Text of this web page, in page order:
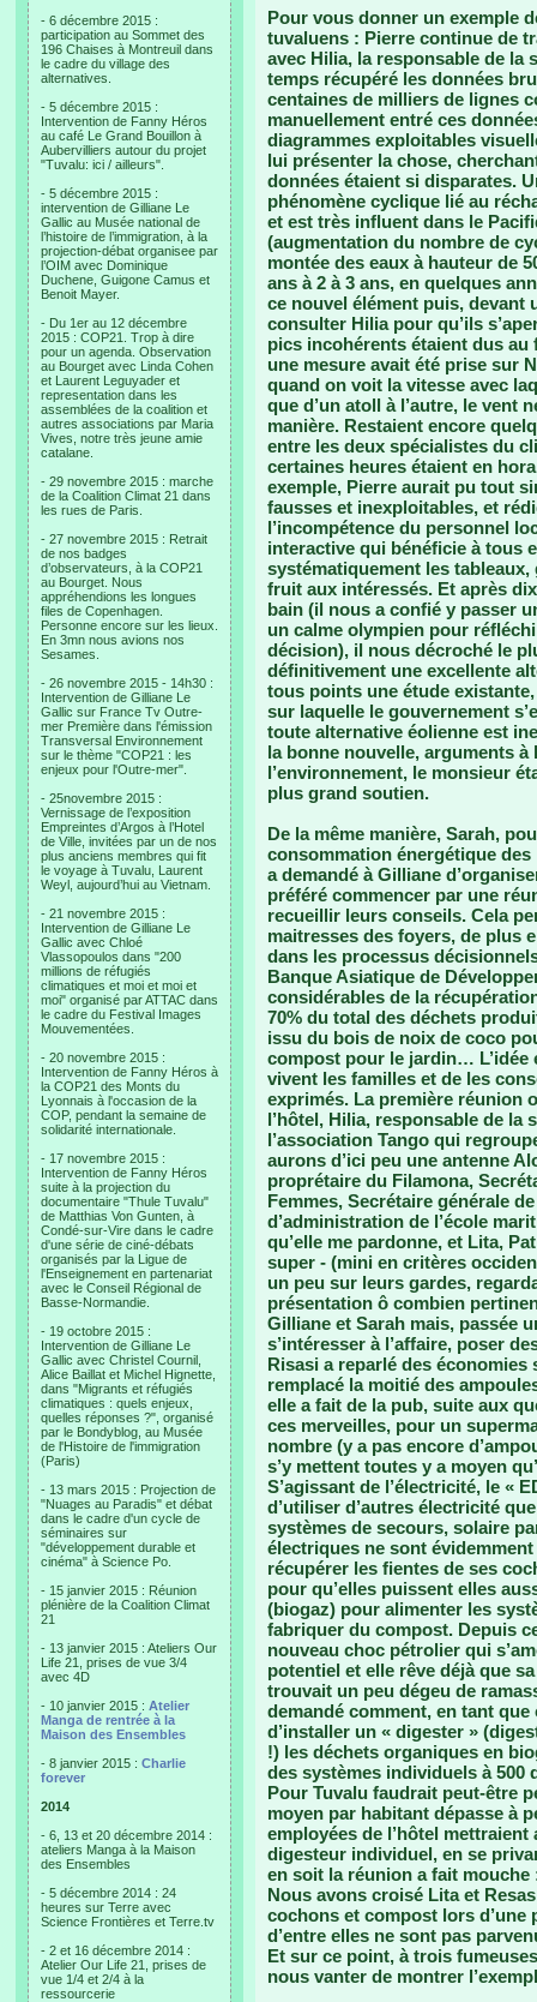
- 6 décembre 2015 :
participation au Sommet des
196 Chaises à Montreuil dans
le cadre du village des
alternatives.
- 5 décembre 2015 :
Intervention de Fanny Héros
au café Le Grand Bouillon à
Aubervilliers autour du projet
"Tuvalu: ici / ailleurs".
- 5 décembre 2015 :
intervention de Gilliane Le
Gallic au Musée national de
l’histoire de l’immigration, à la
projection-débat organisee par
l’OIM avec Dominique
Duchene, Guigone Camus et
Benoit Mayer.
- Du 1er au 12 décembre
2015 : COP21. Trop à dire
pour un agenda. Observation
au Bourget avec Linda Cohen
et Laurent Leguyader et
representation dans les
assemblées de la coalition et
autres associations par Maria
Vives, notre très jeune amie
catalane.
- 29 novembre 2015 : marche
de la Coalition Climat 21 dans
les rues de Paris.
- 27 novembre 2015 : Retrait
de nos badges
d’observateurs, à la COP21
au Bourget. Nous
appréhendions les longues
files de Copenhagen.
Personne encore sur les lieux.
En 3mn nous avions nos
Sesames.
- 26 novembre 2015 - 14h30 :
Intervention de Gilliane Le
Gallic sur France Tv Outre-
mer Première dans l'émission
Transversal Environnement
sur le thème "COP21 : les
enjeux pour l'Outre-mer".
- 25novembre 2015 :
Vernissage de l’exposition
Empreintes d’Argos à l’Hotel
de Ville, invitées par un de nos
plus anciens membres qui fit
le voyage à Tuvalu, Laurent
Weyl, aujourd’hui au Vietnam.
- 21 novembre 2015 :
Intervention de Gilliane Le
Gallic avec Chloé
Vlassopoulos dans "200
millions de réfugiés
climatiques et moi et moi et
moi" organisé par ATTAC dans
le cadre du Festival Images
Mouvementées.
- 20 novembre 2015 :
Intervention de Fanny Héros à
la COP21 des Monts du
Lyonnais à l'occasion de la
COP, pendant la semaine de
solidarité internationale.
- 17 novembre 2015 :
Intervention de Fanny Héros
suite à la projection du
documentaire "Thule Tuvalu"
de Matthias Von Gunten, à
Condé-sur-Vire dans le cadre
d'une série de ciné-débats
organisés par la Ligue de
l'Enseignement en partenariat
avec le Conseil Régional de
Basse-Normandie.
- 19 octobre 2015 :
Intervention de Gilliane Le
Gallic avec Christel Cournil,
Alice Baillat et Michel Hignette,
dans "Migrants et réfugiés
climatiques : quels enjeux,
quelles réponses ?", organisé
par le Bondyblog, au Musée
de l'Histoire de l'immigration
(Paris)
- 13 mars 2015 : Projection de
"Nuages au Paradis" et débat
dans le cadre d'un cycle de
séminaires sur
"développement durable et
cinéma" à Science Po.
- 15 janvier 2015 : Réunion
plénière de la Coalition Climat
21
- 13 janvier 2015 : Ateliers Our
Life 21, prises de vue 3/4
avec 4D
- 10 janvier 2015 : Atelier
Manga de rentrée à la
Maison des Ensembles
- 8 janvier 2015 : Charlie
forever
2014
- 6, 13 et 20 décembre 2014 :
ateliers Manga à la Maison
des Ensembles
- 5 décembre 2014 : 24
heures sur Terre avec
Science Frontières et Terre.tv
- 2 et 16 décembre 2014 :
Atelier Our Life 21, prises de
vue 1/4 et 2/4 à la
ressourcerie
Pour vous donner un exemple
tuvaluens : Pierre continue de
avec Hilia, la responsable de la
temps récupéré les données
centaines de milliers de lignes
manuellement entré ces
diagrammes exploitables
lui présenter la chose,
données étaient si disparates.
phénomène cyclique lié au
et est très influent dans le
(augmentation du nombre de
montée des eaux à hauteur de
ans à 2 à 3 ans, en quelques
ce nouvel élément puis, devant
consulter Hilia pour qu’ils
pics incohérents étaient dus
une mesure avait été prise sur
quand on voit la vitesse avec
que d’un atoll à l’autre, le vent
manière. Restaient encore
entre les deux spécialistes du
certaines heures étaient en
exemple, Pierre aurait pu tout
fausses et inexploitables, et
l’incompétence du personnel
interactive qui bénéficie à tous
systématiquement les
fruit aux intéressés. Et après
bain (il nous a confié y passer
un calme olympien pour
décision), il nous décroché le
définitivement une excellente
tous points une étude
sur laquelle le gouvernement
toute alternative éolienne est
la bonne nouvelle, arguments à
l’environnement, le monsieur
plus grand soutien.
De la même manière, Sarah,
consommation énergétique
a demandé à Gilliane
préféré commencer par une
recueillir leurs conseils. Cela
maitresses des foyers, de plus
dans les processus
Banque Asiatique de
considérables de la
70% du total des déchets
issu du bois de noix de coco
compost pour le jardin… L’idée
vivent les familles et de les
exprimés. La première réunion
l’hôtel, Hilia, responsable de la
l’association Tango qui
aurons d’ici peu une antenne
proprétaire du Filamona,
Femmes, Secrétaire générale
d’administration de l’école
qu’elle me pardonne, et Lita,
super - (mini en critères
un peu sur leurs gardes,
présentation ô combien
Gilliane et Sarah mais, passée
s’intéresser à l’affaire, poser
Risasi a reparlé des économies
remplacé la moitié des
elle a fait de la pub, suite aux
ces merveilles, pour un
nombre (y a pas encore
s’y mettent toutes y a moyen
S’agissant de l’électricité, le «
d’utiliser d’autres électricité
systèmes de secours, solaire
électriques ne sont évidemment
récupérer les fientes de ses
pour qu’elles puissent elles
(biogaz) pour alimenter les
fabriquer du compost. Depuis
nouveau choc pétrolier qui
potentiel et elle rêve déjà que
trouvait un peu dégeu de
demandé comment, en tant
d’installer un « digester »
!) les déchets organiques en
des systèmes individuels à 500
Pour Tuvalu faudrait peut-être
moyen par habitant dépasse à
employées de l’hôtel
digesteur individuel, en se
en soit la réunion a fait
Nous avons croisé Lita et
cochons et compost lors d’une
d’entre elles ne sont pas
Et sur ce point, à trois
nous vanter de montrer